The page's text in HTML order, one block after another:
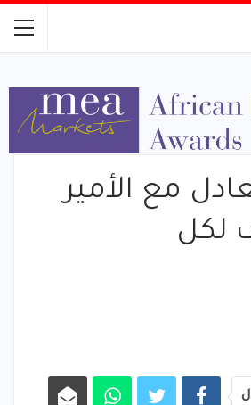
مع الأمير
لكل